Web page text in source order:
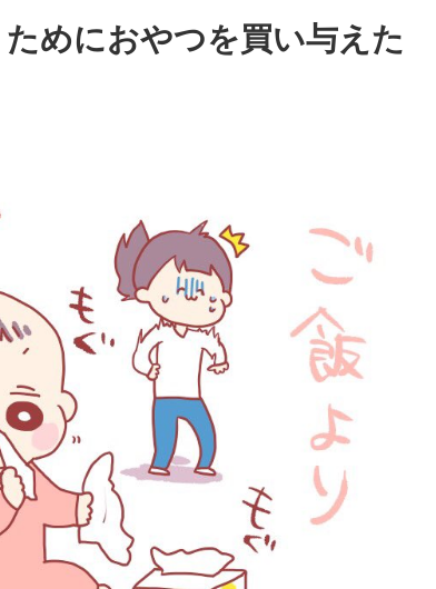
めにおやつを買い与えた